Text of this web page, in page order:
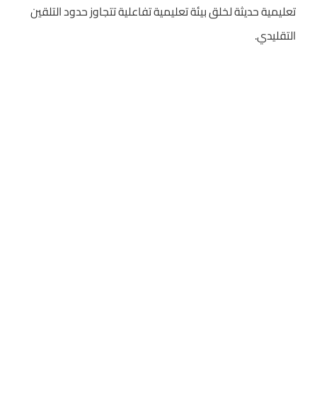
تعليمية حديثة لخلق بيئة تعليمية تفاعلية تتجاوز حدود التلقين
التقليدي.